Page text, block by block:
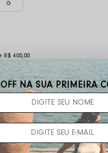
G
R$ 400,00
NA SUA PRIMEIRA